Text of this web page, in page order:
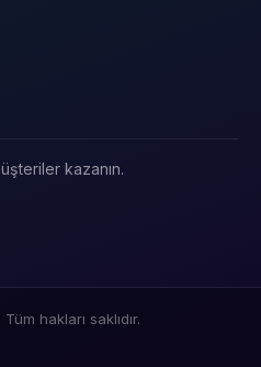
kazanın.
hakları saklıdır.